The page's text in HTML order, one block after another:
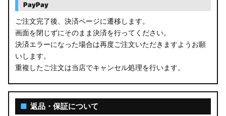
PayPay
ご注文完了後、決済ページに遷移します。
画面を閉じずにそのまま決済を行ってください。
決済エラーになった場合は再度ご注文いただきますようお願
いします。
重複したご注文は当店でキャンセル処理を行います。
■ 返品・保証について